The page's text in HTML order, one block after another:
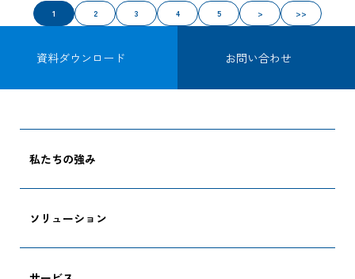
1 2 3 4 5 > >>
資料ダウンロード お問い合わせ
私たちの強み
ソリューション